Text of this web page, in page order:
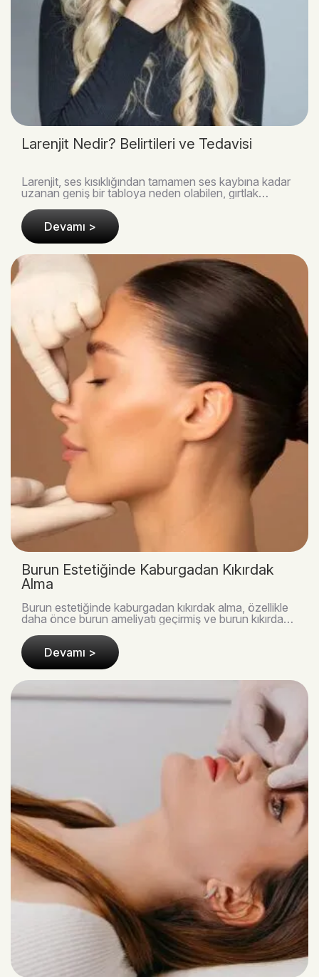
Larenjit Nedir? Belirtileri ve Tedavisi
Larenjit, ses kısıklığından tamamen ses kaybına kadar
uzanan geniş bir tabloya neden olabilen, gırtlak
Devamı >
Burun Estetiğinde Kaburgadan Kıkırdak
Alma
Burun estetiğinde kaburgadan kıkırdak alma, özellikle
daha önce burun ameliyatı geçirmiş ve burun kıkırdak
Devamı >